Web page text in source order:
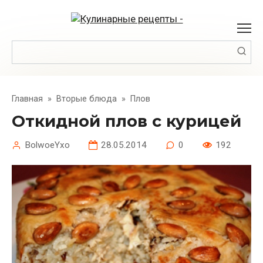
Главная » Вторые блюда » Плов
Откидной плов с курицей
BolwoeYxo 28.05.2014 0 192